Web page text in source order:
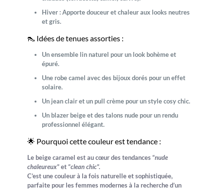
Hiver :Apporte douceur et chaleur aux looks neutres
et gris.
👠 Idées de tenues assorties :
Unensemble lin naturel pour un look bohème et
épuré.
Une robe camel avec des bijoux dorés pour un effet
solaire.
Un jean clairet un pull crème pour un style cosy chic.
Un blazer beigeet destalons nude pour un rendu
professionnel élégant.
🌟 Pourquoi cette couleur est tendance :
Le beige caramel est au cœur des tendances “nude
chaleureux” et “clean chic”.
C’est une couleur à la fois naturelle et sophistiquée,
parfaite pour les femmes modernes à la recherche d’un